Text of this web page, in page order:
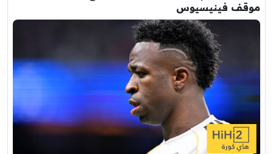
موقف فينيسيوس